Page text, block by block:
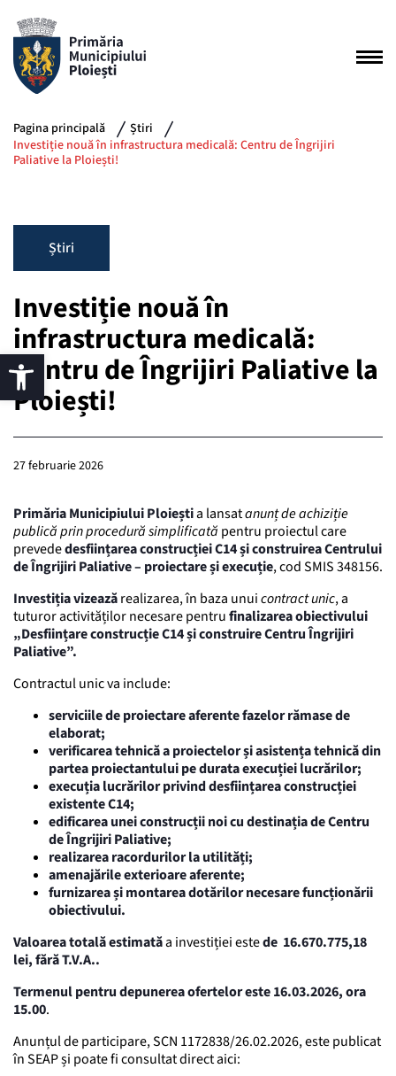
Pagina principală
Știri
Investiție nouă în infrastructura medicală: Centru de Îngrijiri
Paliative la Ploiești!
Știri
Investiție nouă în
infrastructura medicală:
Centru de Îngrijiri Paliative la
Ploiești!
27 februarie 2026
Primăria Municipiului Ploieștia lansatanunț de achiziție
publică prin procedură simplificată pentru proiectul care
prevededesființarea construcției C14 și construirea Centrului
de Îngrijiri Paliative – proiectare și execuție, cod SMIS 348156.
Investiția vizeazărealizarea, în baza unuicontract unic, a
tuturor activităților necesare pentrufinalizarea obiectivului
„Desființare construcție C14 și construire Centru Îngrijiri
Paliative”.
Contractul unic va include:
serviciile de proiectare aferente fazelor rămase de
elaborat;
verificarea tehnică a proiectelor și asistența tehnică din
partea proiectantului pe durata execuției lucrărilor;
execuția lucrărilor privind desființarea construcției
existente C14;
edificarea unei construcții noi cu destinația de Centru
de Îngrijiri Paliative;
realizarea racordurilor la utilități;
amenajările exterioare aferente;
furnizarea și montarea dotărilor necesare funcționării
obiectivului.
Valoarea totală estimatăa investiției estede 16.670.775,18
lei,fără T.V.A..
Termenul pentru depunerea ofertelor este 16.03.2026, ora
15.00.
Anunțul de participare, SCN 1172838/26.02.2026, este publicat
în SEAP și poate fi consultat direct aici: